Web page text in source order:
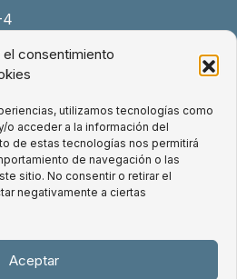
el consentimiento
utilizamos tecnologías como
o acceder a la información del
de estas tecnologías nos permitirá
de navegación o las
sitio. No consentir o retirar el
negativamente a ciertas
Aceptar
4
la web